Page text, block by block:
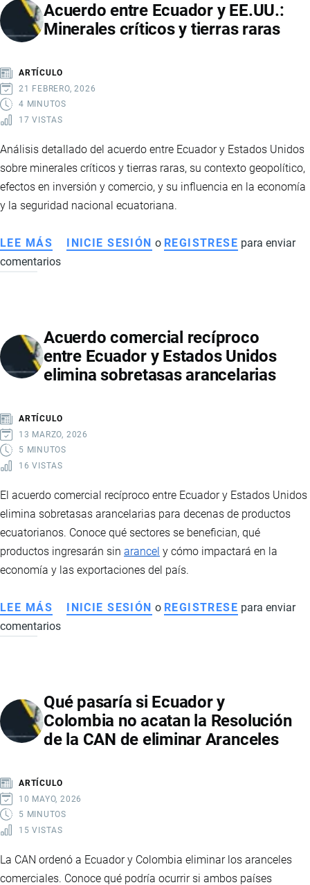
Y
ARGENTINA
INDUSTRIA
CUESTIONA
BENEFICIOS
Acuerdo entre Ecuador y EE.UU.:
Minerales críticos y tierras raras
ARTÍCULO
21 FEBRERO, 2026
4 MINUTOS
17 VISTAS
Análisis detallado del acuerdo entre Ecuador y Estados Unidos
sobre minerales críticos y tierras raras, su contexto geopolítico,
efectos en inversión y comercio, y su influencia en la economía
y la seguridad nacional ecuatoriana.
LEE MÁS SOBRE
ACUERDO
EE.UU.:
MINERALES
CRÍTICOS
RARAS
INICIE SESIÓN o REGISTRESE para enviar
comentarios
Acuerdo comercial recíproco
entre Ecuador y Estados Unidos
elimina sobretasas arancelarias
ARTÍCULO
13 MARZO, 2026
5 MINUTOS
16 VISTAS
El acuerdo comercial recíproco entre Ecuador y Estados Unidos
elimina sobretasas arancelarias para decenas de productos
ecuatorianos. Conoce qué sectores se benefician, qué
productos ingresarán sin arancel y cómo impactará en la
economía y las exportaciones del país.
LEE MÁS SOBRE
ACUERDO
ECUADOR
Y
ESTADOS
SOBRETASAS
ARANCELARIAS
INICIE SESIÓN o REGISTRESE para enviar
comentarios
Qué pasaría si Ecuador y
Colombia no acatan la Resolución
de la CAN de eliminar Aranceles
ARTÍCULO
10 MAYO, 2026
5 MINUTOS
15 VISTAS
La CAN ordenó a Ecuador y Colombia eliminar los aranceles
comerciales. Conoce qué podría ocurrir si ambos países